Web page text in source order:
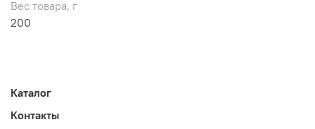
Вес товара, г
200
Каталог
Контакты